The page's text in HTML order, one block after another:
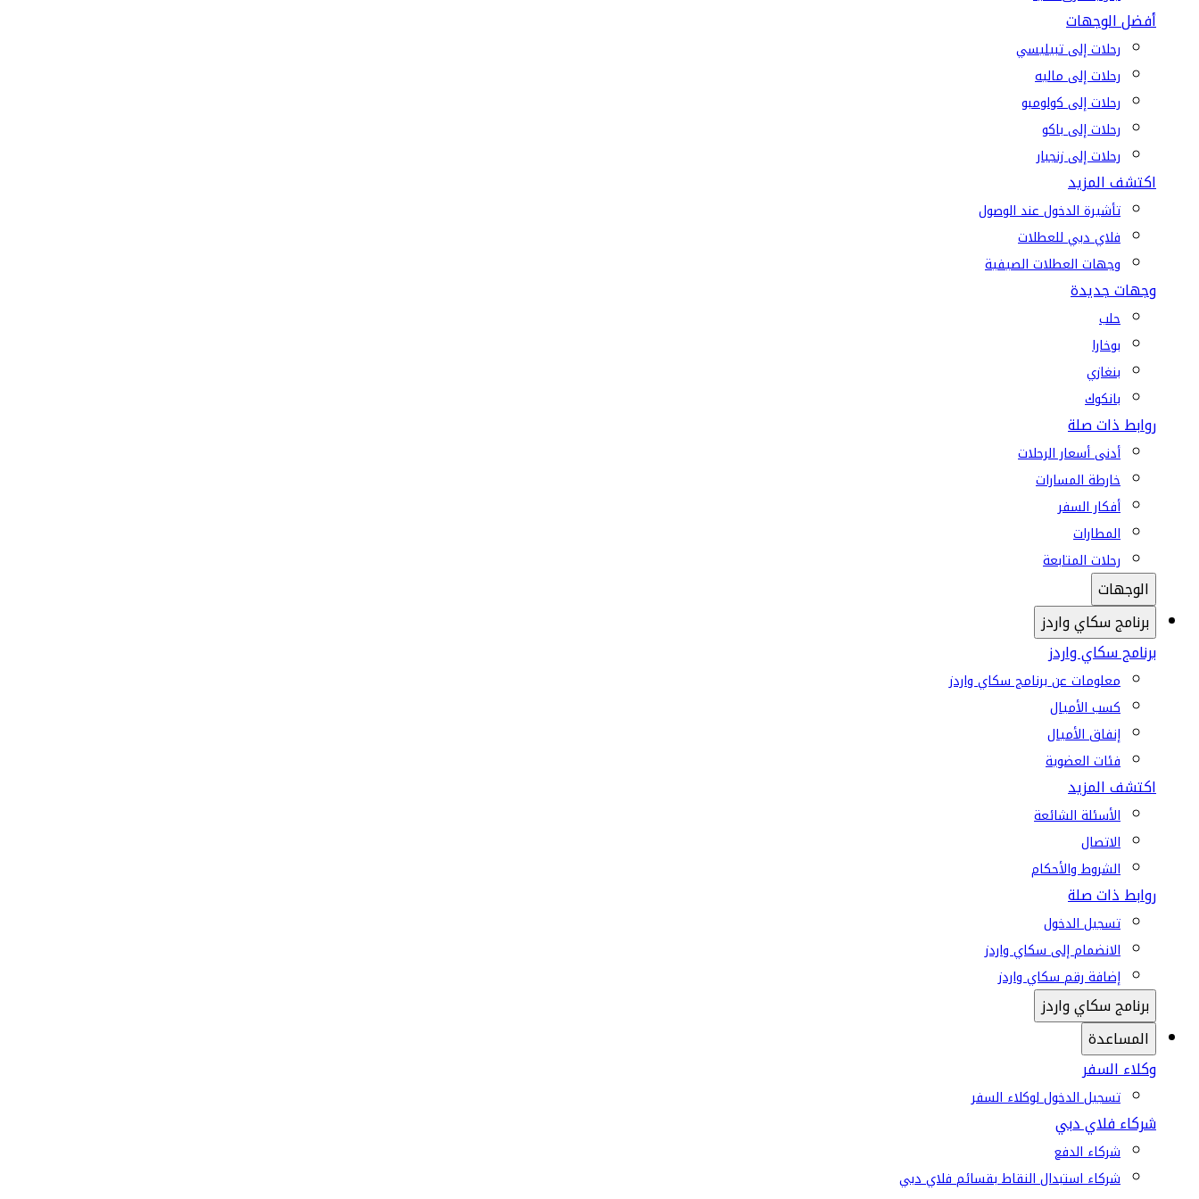
أفضل الوجهات
رحلات إلى تبيليسي
رحلات إلى ماليه
رحلات إلى كولومبو
رحلات إلى باكو
رحلات إلى زنجبار
اكتشف المزيد
تأشيرة الدخول عند الوصول
فلاي دبي للعطلات
وجهات العطلات الصيفية
وجهات جديدة
حلب
بوخارا
بنغازي
بانكوك
روابط ذات صلة
أدنى أسعار الرحلات
خارطة المسارات
أفكار السفر
المطارات
رحلات المتابعة
الوجهات
برنامج سكاي واردز
برنامج سكاي واردز
معلومات عن برنامج سكاي واردز
كسب الأميال
إنفاق الأميال
فئات العضوية
اكتشف المزيد
الأسئلة الشائعة
الاتصال
الشروط والأحكام
روابط ذات صلة
تسجيل الدخول
الانضمام إلى سكاي واردز
إضافة رقم سكاي واردز
برنامج سكاي واردز
المساعدة
وكلاء السفر
تسجيل الدخول لوكلاء السفر
شركاء فلاي دبي
شركاء الدفع
شركاء استبدال النقاط بقسائم فلاي دبي